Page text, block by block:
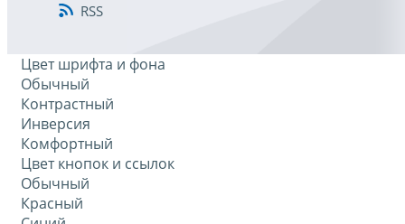
RSS
Цвет шрифта и фона
Обычный
Контрастный
Инверсия
Комфортный
Цвет кнопок и ссылок
Обычный
Красный